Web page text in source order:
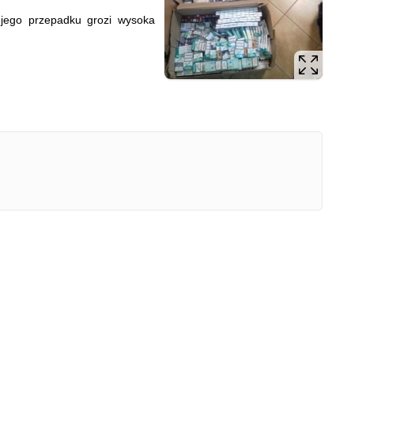
przepadku grozi wysoka